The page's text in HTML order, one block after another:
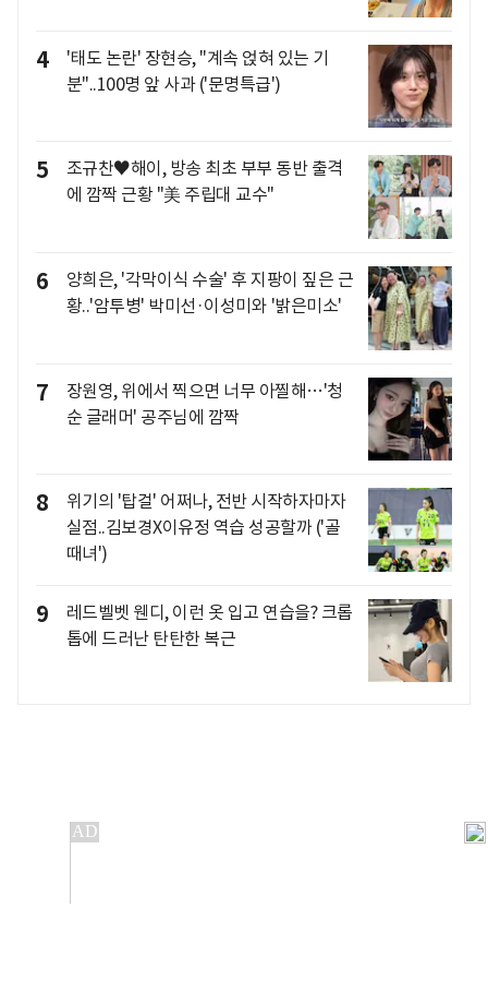
4
'태도 논란' 장현승, "계속 얹혀 있는 기
분"..100명 앞 사과 ('문명특급')
5
조규찬♥해이, 방송 최초 부부 동반 출격
에 깜짝 근황 "美 주립대 교수"
6
양희은, '각막이식 수술' 후 지팡이 짚은 근
황..'암투병' 박미선·이성미와 '밝은미소'
7
장원영, 위에서 찍으면 너무 아찔해…'청
순 글래머' 공주님에 깜짝
8
위기의 '탑걸' 어쩌나, 전반 시작하자마자
실점..김보경X이유정 역습 성공할까 ('골
때녀')
9
레드벨벳 웬디, 이런 옷 입고 연습을? 크롭
톱에 드러난 탄탄한 복근